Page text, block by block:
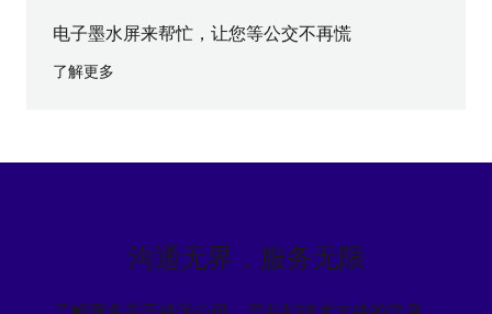
电子墨水屏来帮忙，让您等公交不再慌
了解更多
沟通无界，服务无限